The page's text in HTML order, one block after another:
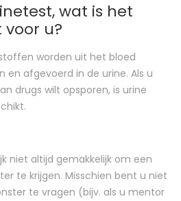
wat is het
u?
worden uit het bloed
en afgevoerd in de urine. Als u
drugs wilt opsporen, is urine
niet altijd gemakkelijk om een
te krijgen. Misschien bent u niet
te vragen (bijv. als u mentor